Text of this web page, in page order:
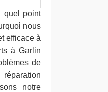
quel point
nous
efficace à
à Garlin
de
notre